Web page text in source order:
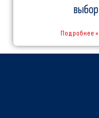
выбор
Подробнее »